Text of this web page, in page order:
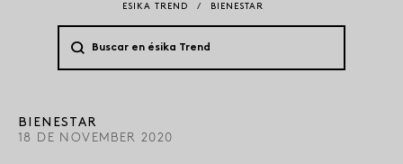
ESIKA TREND / BIENESTAR
BIENESTAR
18 DE NOVEMBER 2020